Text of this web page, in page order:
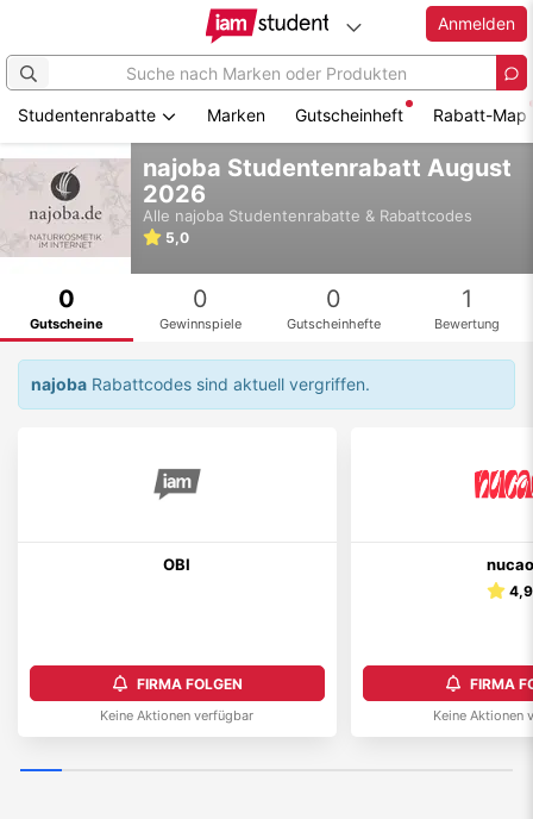
Hauptinhalt
springen
Anmelden
Studentenrabatte Marken Gutscheinheft Rabatt-Map
najoba Studentenrabatt August
2026
Alle najoba Studentenrabatte & Rabattcodes
5,0
0
Gutscheine
0
Gewinnspiele
0
Gutscheinhefte
1
Bewertung
najoba Rabattcodes sind aktuell vergriffen.
OBI
FIRMA FOLGEN
Keine Aktionen verfügbar
nucao
4,9
FIRMA
Keine Aktionen